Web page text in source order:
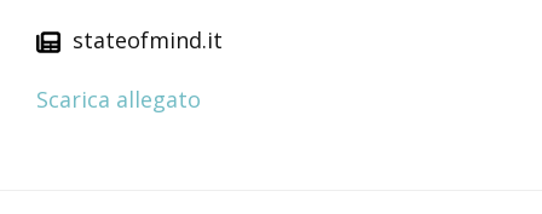
stateofmind.it
Scarica allegato